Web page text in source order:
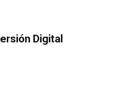
Digital